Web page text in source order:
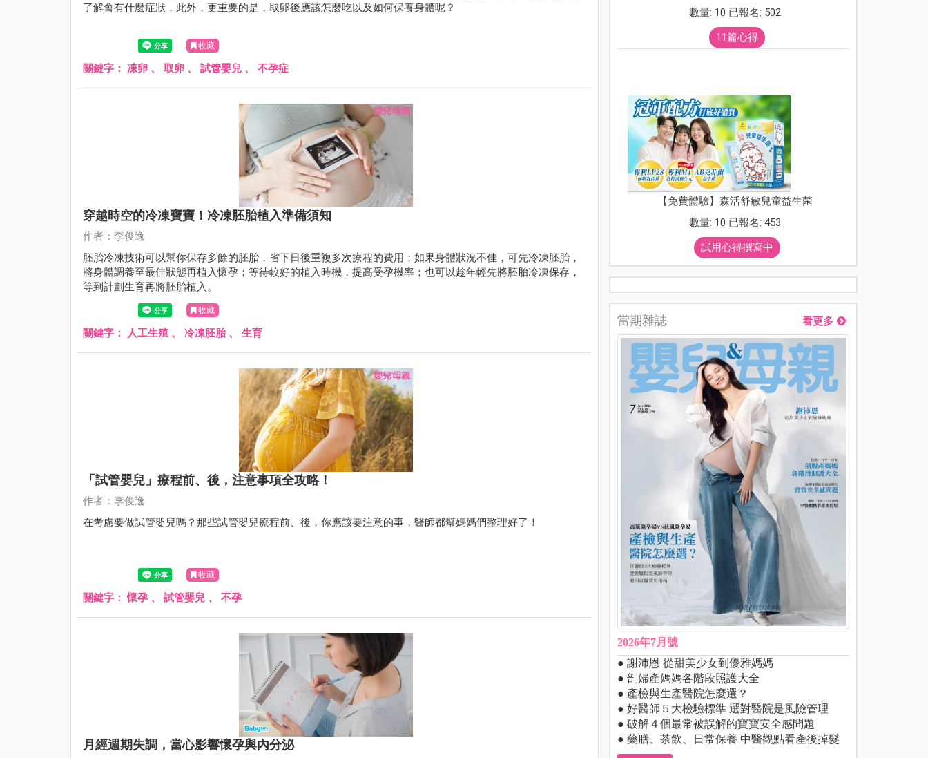
了解會有什麼症狀，此外，更重要的是，取卵後應該怎麼吃以及如何保養身體呢？
收藏
關鍵字： 凍卵 、 取卵 、 試管嬰兒 、 不孕症
穿越時空的冷凍寶寶！冷凍胚胎植入準備須知
作者：李俊逸
胚胎冷凍技術可以幫你保存多餘的胚胎，省下日後重複多次療程的費用；如果身體狀況不佳，可先冷凍胚胎，
將身體調養至最佳狀態再植入懷孕；等待較好的植入時機，提高受孕機率；也可以趁年輕先將胚胎冷凍保存，
等到計劃生育再將胚胎植入。
收藏
關鍵字： 人工生殖 、 冷凍胚胎、 生育
「試管嬰兒」療程前、後，注意事項全攻略！
作者：李俊逸
在考慮要做試管嬰兒嗎？那些試管嬰兒療程前、後，你應該要注意的事，醫師都幫媽媽們整理好了！
收藏
關鍵字：懷孕 、 試管嬰兒 、 不孕
月經週期失調，當心影響懷孕與內分泌
數量: 10 已報名: 502
11篇心得
【免費體驗】森活舒敏兒童益生菌
數量: 10 已報名: 453
試用心得撰寫中
當期雜誌 看更多
2026年7月號
● 謝沛恩 從甜美少女到優雅媽媽
● 剖婦產媽媽各階段照護大全
● 產檢與生產醫院怎麼選？
● 好醫師５大檢驗標準 選對醫院是風險管理
● 破解４個最常被誤解的寶寶安全感問題
● 藥膳、茶飲、日常保養 中醫觀點看產後掉髮